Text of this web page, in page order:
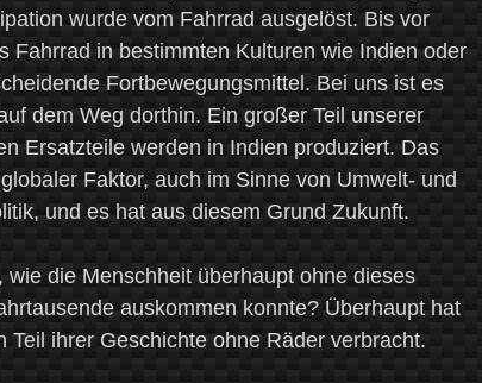
wurde vom Fahrrad ausgelöst. Bis vor
Fahrrad in bestimmten Kulturen wie Indien oder
Fortbewegungsmittel. Bei uns ist es
dem Weg dorthin. Ein großer Teil unserer
Ersatzteile werden in Indien produziert. Das
Faktor, auch im Sinne von Umwelt- und
und es hat aus diesem Grund Zukunft.
wie die Menschheit überhaupt ohne dieses
auskommen konnte? Überhaupt hat
Teil ihrer Geschichte ohne Räder verbracht.